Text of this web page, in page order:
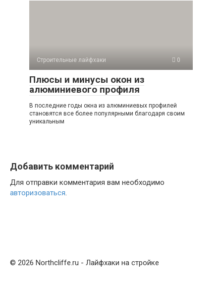
Строительные лайфхаки 0
Плюсы и минусы окон из
алюминиевого профиля
В последние годы окна из алюминиевых профилей
становятся все более популярными благодаря своим
уникальным
Добавить комментарий
Для отправки комментария вам необходимо
авторизоваться.
© 2026 Northcliffe.ru - Лайфхаки на стройке